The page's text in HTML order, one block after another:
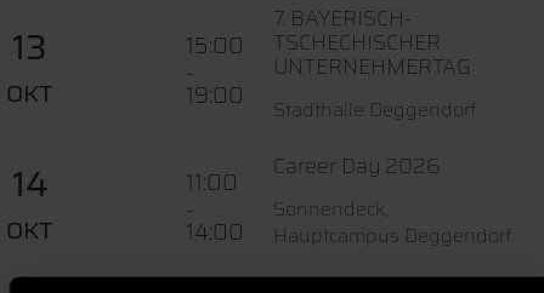
13
OKT
15:00
-
19:00
7. BAYERISCH-
TSCHECHISCHER
UNTERNEHMERTAG
Stadthalle Deggendorf
14
OKT
11:00
-
14:00
Career Day 2026
Sonnendeck,
Hauptcampus Deggendorf